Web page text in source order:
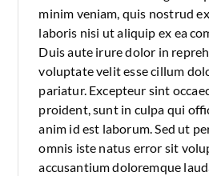
minim veniam, quis nostrud
laboris nisi ut aliquip ex ea
Duis aute irure dolor in
voluptate velit esse cillum
pariatur. Excepteur sint
proident, sunt in culpa qui
anim id est laborum. Sed ut
omnis iste natus error sit
accusantium doloremque